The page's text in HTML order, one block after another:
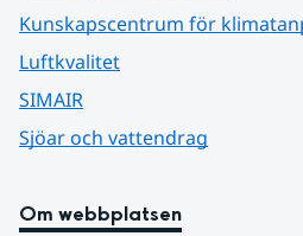
Kunskapscentrum för
Luftkvalitet
SIMAIR
Sjöar och vattendrag
Om webbplatsen